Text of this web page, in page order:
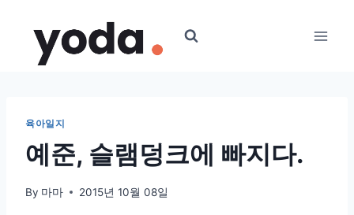
content
육아일지
예준, 슬램덩크에 빠지다.
By 마마 2015년 10월 08일